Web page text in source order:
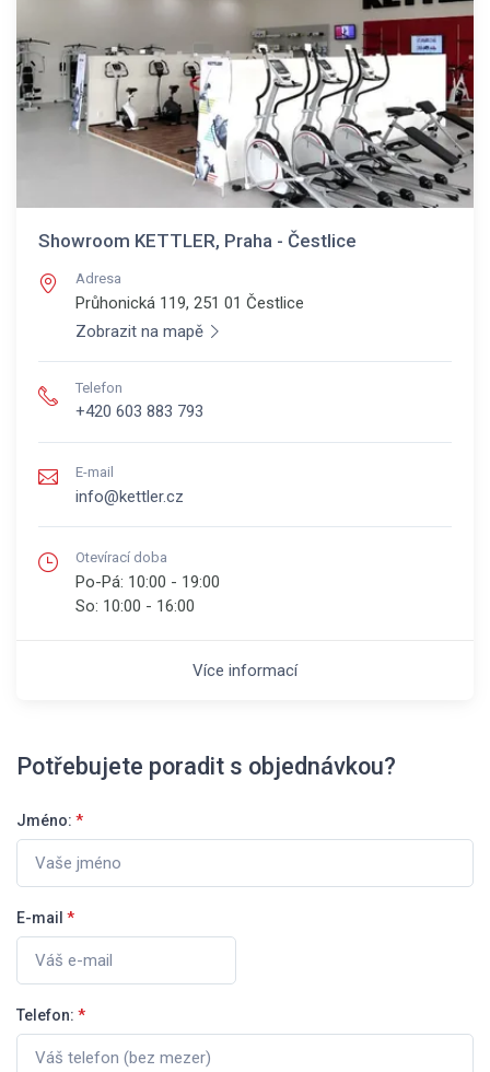
Showroom KETTLER, Praha - Čestlice
Adresa
Průhonická 119, 251 01 Čestlice
Zobrazit na mapě
Telefon
+420 603 883 793
E-mail
info@kettler.cz
Otevírací doba
Po-Pá: 10:00 - 19:00
So: 10:00 - 16:00
Více informací
Potřebujete poradit s objednávkou?
Jméno: *
E-mail *
Telefon: *